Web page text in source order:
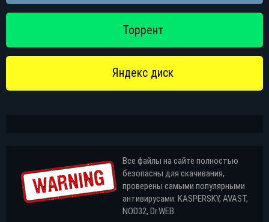
Все файлы на сайте полностью
безопасны для скачивания,
проверены самыми популярными
антивирусами: KASPERSKY, AVAST,
NOD32, Dr.WEB.